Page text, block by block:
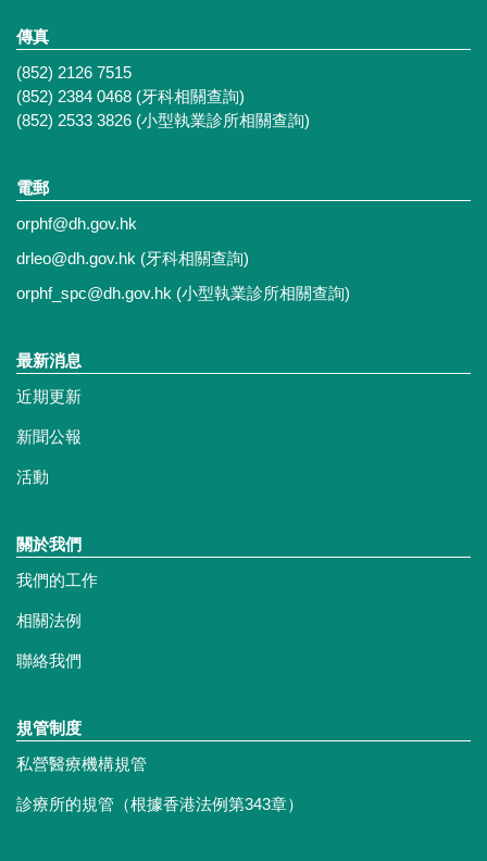
傳真
(852) 2126 7515
(852) 2384 0468 (牙科相關查詢)
(852) 2533 3826 (小型執業診所相關查詢)
電郵
orphf@dh.gov.hk
drleo@dh.gov.hk (牙科相關查詢)
orphf_spc@dh.gov.hk (小型執業診所相關查詢)
最新消息
近期更新
新聞公報
活動
關於我們
我們的工作
相關法例
聯絡我們
規管制度
私營醫療機構規管
診療所的規管（根據香港法例第343章）